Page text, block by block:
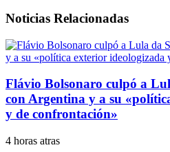
Noticias Relacionadas
Flávio Bolsonaro culpó a
con Argentina y a su
y de confrontación»
4 horas atras